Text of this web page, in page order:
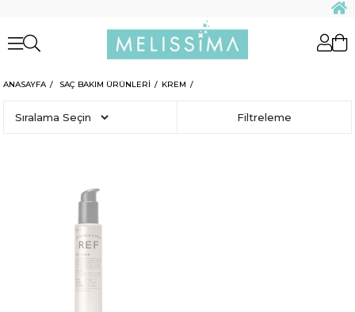
ANASAYFA SAÇ BAKIM ÜRÜNLERİ KREM
Filtreleme
Sıralama